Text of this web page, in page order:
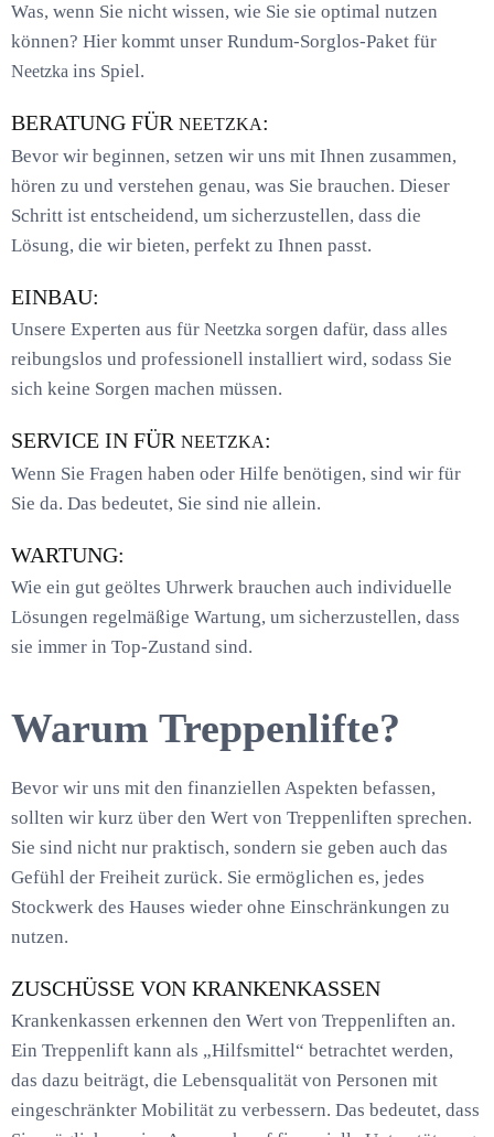
Was, wenn Sie nicht wissen, wie Sie sie optimal nutzen
können? Hier kommt unser Rundum-Sorglos-Paket für
Neetzka ins Spiel.
BERATUNG FÜR NEETZKA:
Bevor wir beginnen, setzen wir uns mit Ihnen zusammen,
hören zu und verstehen genau, was Sie brauchen. Dieser
Schritt ist entscheidend, um sicherzustellen, dass die
Lösung, die wir bieten, perfekt zu Ihnen passt.
EINBAU:
Unsere Experten aus für Neetzka sorgen dafür, dass alles
reibungslos und professionell installiert wird, sodass Sie
sich keine Sorgen machen müssen.
SERVICE IN FÜR NEETZKA:
Wenn Sie Fragen haben oder Hilfe benötigen, sind wir für
Sie da. Das bedeutet, Sie sind nie allein.
WARTUNG:
Wie ein gut geöltes Uhrwerk brauchen auch individuelle
Lösungen regelmäßige Wartung, um sicherzustellen, dass
sie immer in Top-Zustand sind.
Warum Treppenlifte?
Bevor wir uns mit den finanziellen Aspekten befassen,
sollten wir kurz über den Wert von Treppenliften sprechen.
Sie sind nicht nur praktisch, sondern sie geben auch das
Gefühl der Freiheit zurück. Sie ermöglichen es, jedes
Stockwerk des Hauses wieder ohne Einschränkungen zu
nutzen.
ZUSCHÜSSE VON KRANKENKASSEN
Krankenkassen erkennen den Wert von Treppenliften an.
Ein Treppenlift kann als „Hilfsmittel“ betrachtet werden,
das dazu beiträgt, die Lebensqualität von Personen mit
eingeschränkter Mobilität zu verbessern. Das bedeutet, dass